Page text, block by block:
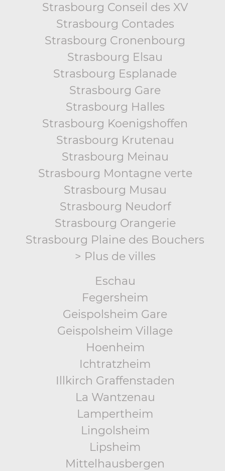
Strasbourg Conseil des XV
Strasbourg Contades
Strasbourg Cronenbourg
Strasbourg Elsau
Strasbourg Esplanade
Strasbourg Gare
Strasbourg Halles
Strasbourg Koenigshoffen
Strasbourg Krutenau
Strasbourg Meinau
Strasbourg Montagne verte
Strasbourg Musau
Strasbourg Neudorf
Strasbourg Orangerie
Strasbourg Plaine des Bouchers
> Plus de villes
Eschau
Fegersheim
Geispolsheim Gare
Geispolsheim Village
Hoenheim
Ichtratzheim
Illkirch Graffenstaden
La Wantzenau
Lampertheim
Lingolsheim
Lipsheim
Mittelhausbergen